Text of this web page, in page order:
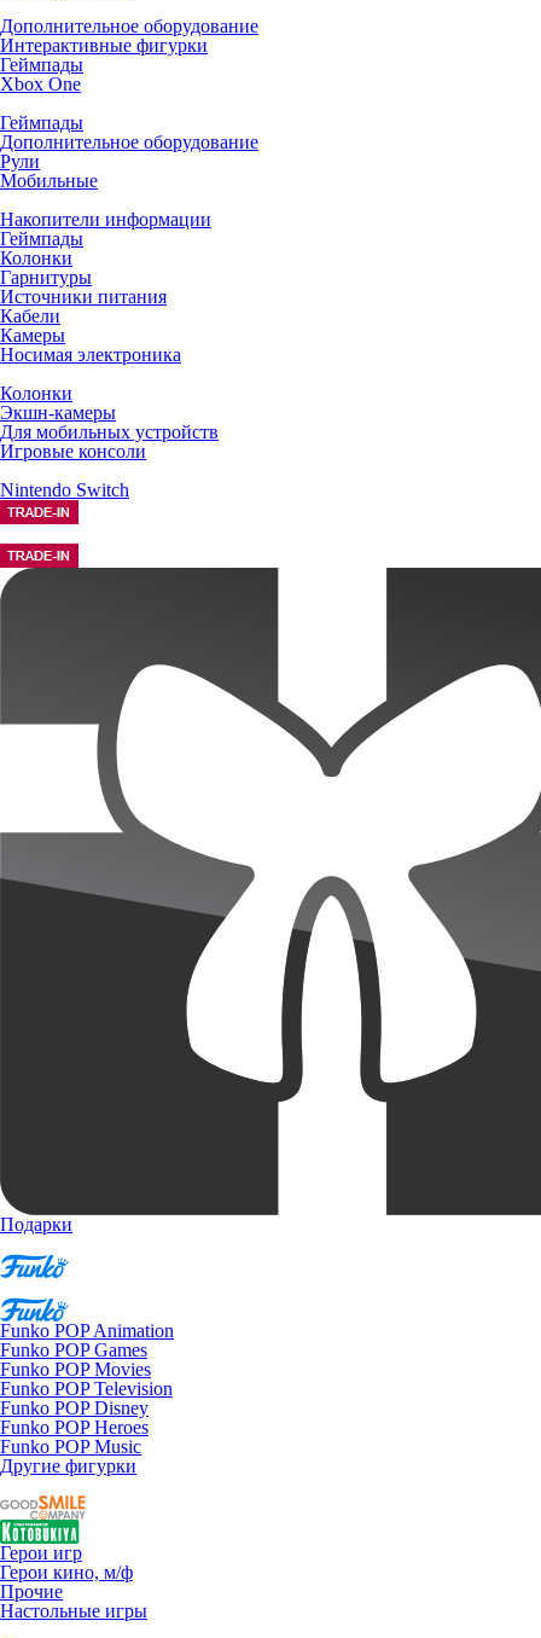
Дополнительное оборудование
Интерактивные фигурки
Геймпады
Xbox One
Геймпады
Дополнительное оборудование
Рули
Мобильные
Накопители информации
Геймпады
Колонки
Гарнитуры
Источники питания
Кабели
Камеры
Носимая электроника
Колонки
Экшн-камеры
Для мобильных устройств
Игровые консоли
Nintendo Switch
Подарки
Funko POP Animation
Funko POP Games
Funko POP Movies
Funko POP Television
Funko POP Disney
Funko POP Heroes
Funko POP Music
Другие фигурки
Герои игр
Герои кино, м/ф
Прочие
Настольные игры